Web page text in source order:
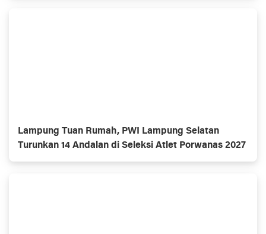
Lampung Tuan Rumah, PWI Lampung Selatan
Turunkan 14 Andalan di Seleksi Atlet Porwanas 2027